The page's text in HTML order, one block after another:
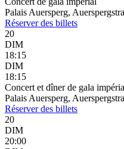
Palais Auersperg,
Réserverdes billets
20
DIM
18:15
DIM
18:15
Concert et dîner de gala
Palais Auersperg,
Réserverdes billets
20
DIM
20:00